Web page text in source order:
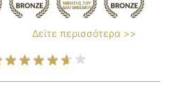
Δείτε περισσότερα >>